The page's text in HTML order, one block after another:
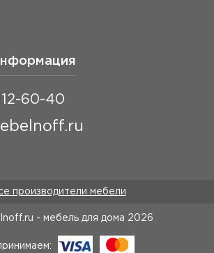
60-40
производители мебели
- мебель для дома 2026